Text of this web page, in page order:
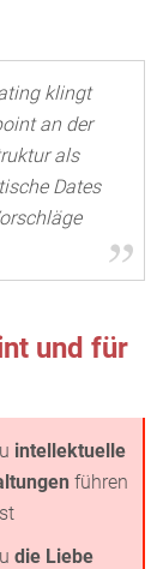
klingt
an der
als
Dates
und für
intellektuelle
führen
die Liebe